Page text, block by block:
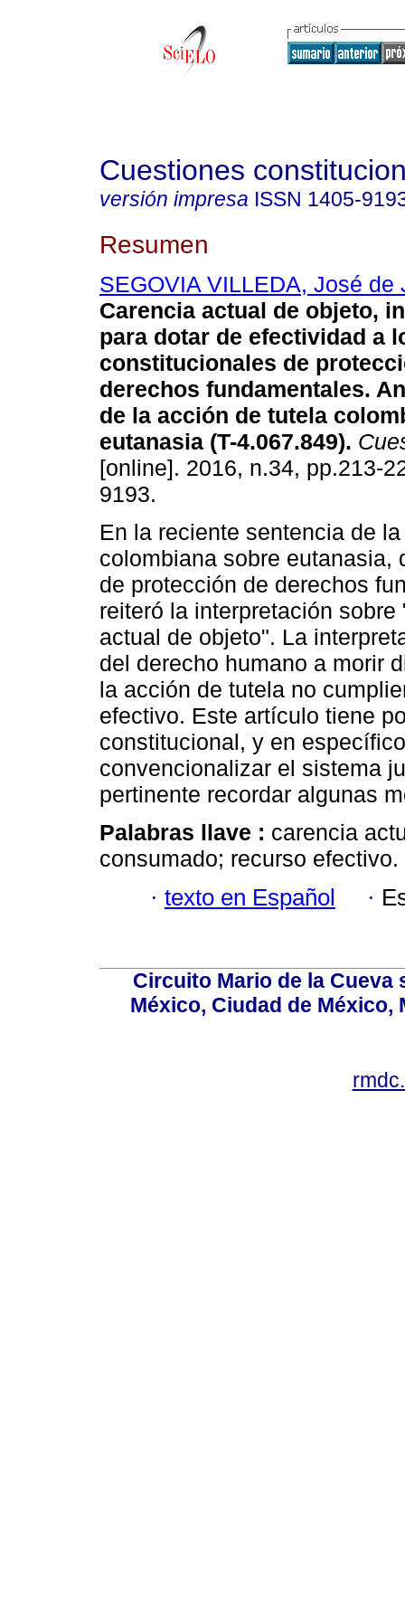
Cuestiones
versión impresa ISSN 1405-
Resumen
SEGOVIA VILLEDA, José de
Carencia actual de objeto,
para dotar de efectividad a
constitucionales de
derechos fundamentales.
de la acción de tutela
eutanasia (T-4.067.849).
[online]. 2016, n.34, pp.213-
9193.
En la reciente sentencia de
colombiana sobre eutanasia,
de protección de derechos
reiteró la interpretación sobre
actual de objeto". La
del derecho humano a morir
la acción de tutela no
efectivo. Este artículo tiene
constitucional, y en
convencionalizar el sistema
pertinente recordar algunas
Palabras llave : carencia
consumado; recurso efectivo.
· texto en Español ·
Circuito Mario de la Cueva
México, Ciudad de México,